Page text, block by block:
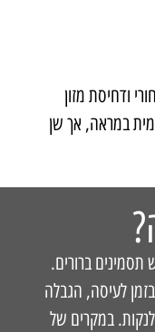
ודחיסת מזון
במראה, אך שן
תסמינים ברורים.
לעיסה, הגבלה
במקרים של